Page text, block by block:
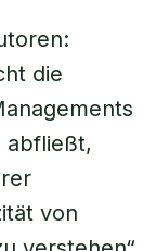
die
abfließt,
von